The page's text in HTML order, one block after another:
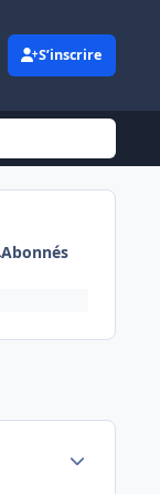
S’inscrire
Abonnés